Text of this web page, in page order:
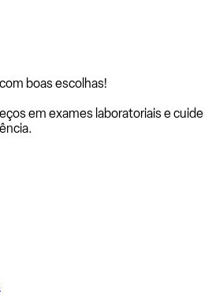
boas escolhas!
em exames laboratoriais e cuide